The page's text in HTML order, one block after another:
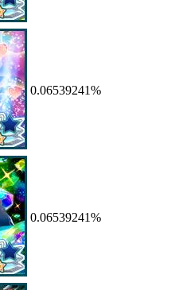
0.06539241%
0.06539241%